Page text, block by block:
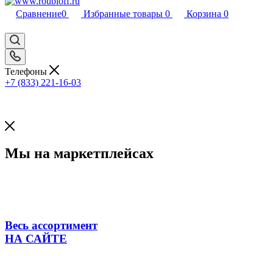
Сравнение0 Избранные товары 0 Корзина 0
Телефоны
+7 (833) 221-16-03
Мы на маркетплейсах
Весь ассортимент
НА САЙТЕ